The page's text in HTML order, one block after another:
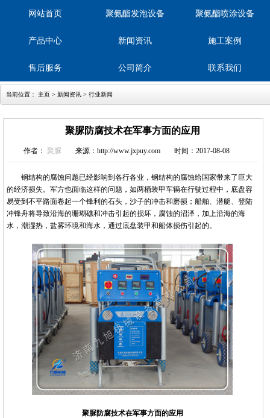
网站首页 聚氨酯发泡设备 聚氨酯喷涂设备
产品中心 新闻资讯 施工案例
售后服务 公司简介 联系我们
当前位置： 主页 > 新闻资讯 > 行业新闻
聚脲防腐技术在军事方面的应用
作者： 聚脲 来源：http://www.jxpuy.com 时间：2017-08-08
钢结构的腐蚀问题已经影响到各行各业，钢结构的腐蚀给国家带来了巨大
的经济损失。军方也面临这样的问题，如两栖装甲车辆在行驶过程中，底盘容
易受到不平路面卷起一个锋利的石头，沙子的冲击和磨损；船舶、潜艇、登陆
冲锋舟将导致沿海的珊瑚礁和冲击引起的损坏，腐蚀的沼泽，加上沿海的海
水，潮湿热，盐雾环境和海水，通过底盘装甲和船体损伤引起的。
聚脲防腐技术在军事方面的应用